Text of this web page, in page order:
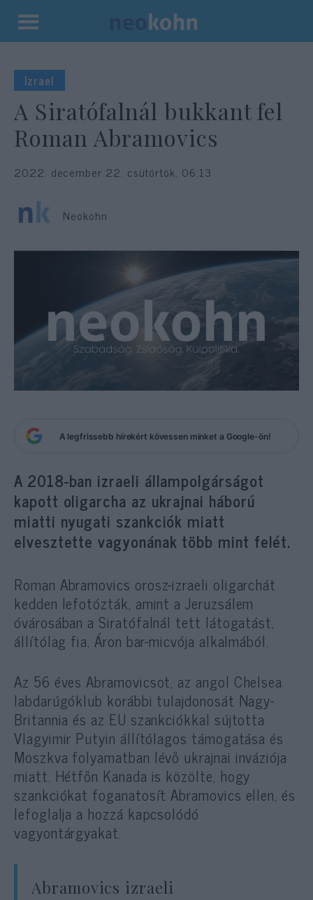
Kilépés
tartalomba
Izrael
A Siratófalnál bukkant fel
Roman Abramovics
2022. december 22. csütörtök, 06:13
Neokohn
A legfrissebb hírekért kövessen minket a Google-ön!
A 2018-ban izraeli állampolgárságot
kapott oligarcha az ukrajnai háború
miatti nyugati szankciók miatt
elvesztette vagyonának több mint felét.
Roman Abramovics orosz-izraeli oligarchát
kedden lefotózták, amint a Jeruzsálem
óvárosában a Siratófalnál tett látogatást,
állítólag fia, Áron bar-micvója alkalmából.
Az 56 éves Abramovicsot, az angol Chelsea
labdarúgóklub korábbi tulajdonosát Nagy-
Britannia és az EU szankciókkal sújtotta
Vlagyimir Putyin állítólagos támogatása és
Moszkva folyamatban lévő ukrajnai inváziója
miatt. Hétfőn Kanada is közölte, hogy
szankciókat foganatosít Abramovics ellen, és
lefoglalja a hozzá kapcsolódó
vagyontárgyakat.
Abramovics izraeli